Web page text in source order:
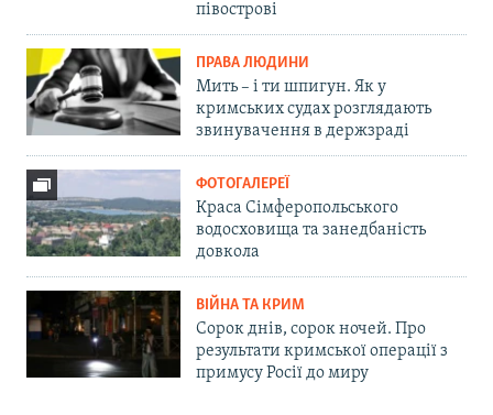
півострові
ПРАВА ЛЮДИНИ
Мить – і ти шпигун. Як у
кримських судах розглядають
звинувачення в держзраді
ФОТОГАЛЕРЕЇ
Краса Сімферопольського
водосховища та занедбаність
довкола
ВІЙНА ТА КРИМ
Сорок днів, сорок ночей. Про
результати кримської операції з
примусу Росії до миру